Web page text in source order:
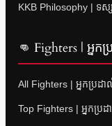
KKB Philosophy | ទស្ស
👊 Fighters | អ្នក
All Fighters | អ្នកប្រដ
Top Fighters | អ្នកប្រដ